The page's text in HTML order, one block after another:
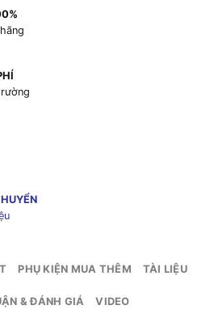
PHỤ KIỆN MUA THÊM TÀI LIỆU
& ĐÁNH GIÁ VIDEO